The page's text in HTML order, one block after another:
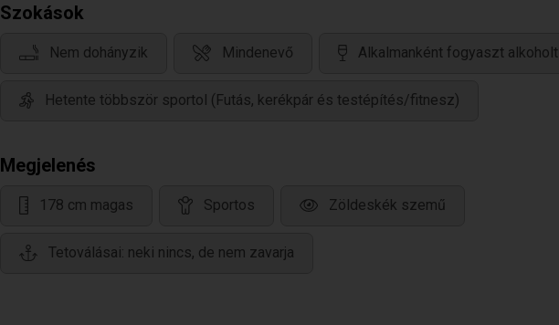
Szokások
Nem dohányzik Mindenevő Alkalmanként fogyaszt alkoholt
Hetente többször sportol (Futás, kerékpár és testépítés/fitnesz)
Megjelenés
178 cm magas Sportos Zöldeskék szemű
Tetoválásai: neki nincs, de nem zavarja